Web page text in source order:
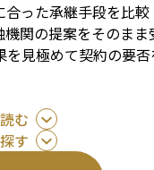
った承継手段を比較
関の提案をそのまま
を見極めて契約の要
む
す